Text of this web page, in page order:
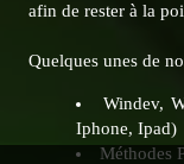
afin de rester à la
Quelques unes de
Windev,
Iphone, Ipad)
Méthodes